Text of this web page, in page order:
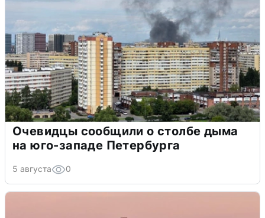
Очевидцы сообщили о столбе дыма
на юго-западе Петербурга
5 августа 0